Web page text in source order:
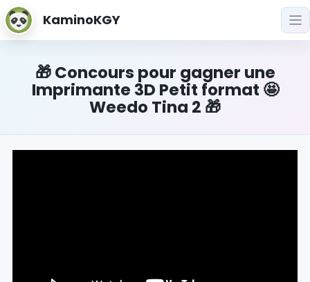
KaminoKGY
🎁 Concours pour gagner une
Imprimante 3D Petit format 🤩
Weedo Tina 2 🎁